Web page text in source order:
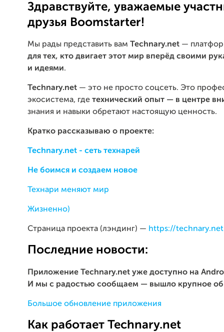
Здравствуйте, уважаемые
друзья Boomstarter!
Мы рады представить вам Technary.net —
для тех, кто двигает этот мир вперёд своими
и идеями.
Technary.net — это не просто соцсеть. Это
экосистема, где технический опыт — в центре
знания и навыки обретают настоящую ценность.
Кратко рассказываю о проекте:
Technary.net - сеть технарей
Не боимся и создаем новое
Технари меняют мир
Жизненно)
Страница проекта (лэндинг) — https://technary.net
Последние новости:
Приложение Technary.net уже доступно на
И мы с радостью сообщаем — вышло крупное
Большое обновление приложения
Как работает Technary.net